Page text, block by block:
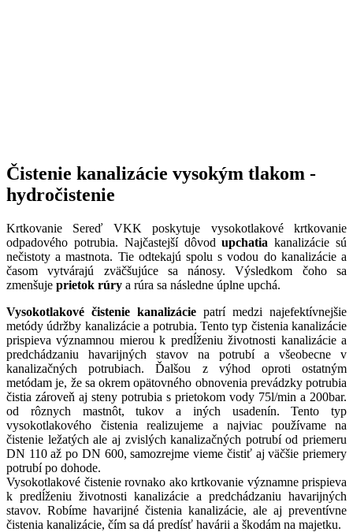
Čistenie kanalizácie vysokým tlakom -
hydročistenie
Krtkovanie Sereď VKK poskytuje vysokotlakové krtkovanie
odpadového potrubia. Najčastejší dôvodupchatia kanalizácie sú
nečistoty a mastnota. Tie odtekajú spolu s vodou do kanalizácie a
časom vytvárajú zväčšujúce sa nánosy. Výsledkom čoho sa
zmenšuje prietok rúry a rúra sa následne úplne upchá.
Vysokotlakové čistenie kanalizácie patrí medzi najefektívnejšie
metódy údržby kanalizácie a potrubia. Tento typ čistenia kanalizácie
prispieva významnou mierou k predĺženiu životnosti kanalizácie a
predchádzaniu havarijných stavov na potrubí a všeobecne v
kanalizačných potrubiach. Ďalšou z výhod oproti ostatným
metódam je, že sa okrem opätovného obnovenia prevádzky potrubia
čistia zároveň aj steny potrubia s prietokom vody 75l/min a 200bar.
od rôznych mastnôt, tukov a iných usadenín. Tento typ
vysokotlakového čistenia realizujeme a najviac používame na
čistenie ležatých ale aj zvislých kanalizačných potrubí od priemeru
DN 110 až po DN 600, samozrejme vieme čistiť aj väčšie priemery
potrubí po dohode.
Vysokotlakové čistenie rovnako ako krtkovanie významne prispieva
k predĺženiu životnosti kanalizácie a predchádzaniu havarijných
stavov. Robíme havarijné čistenia kanalizácie, ale aj preventívne
čistenia kanalizácie, čím sa dá predísť havárii a škodám na majetku.